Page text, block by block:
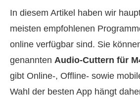
In diesem Artikel haben wir
meisten empfohlenen
online verfügbar sind. Sie
genannten Audio‑Cuttern für
gibt Online‑, Offline‑ sowie
Wahl der besten App hängt